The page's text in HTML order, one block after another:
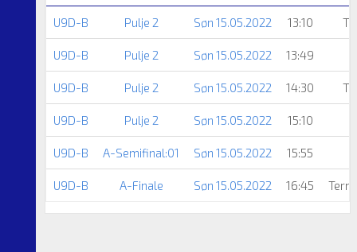
U9D-B Pulje 2 Søn 15.05.2022 13:10
U9D-B Pulje 2 Søn 15.05.2022 13:49
U9D-B Pulje 2 Søn 15.05.2022 14:30
U9D-B Pulje 2 Søn 15.05.2022 15:10
U9D-B A-Semifinal:01 Søn 15.05.2022 15:55
U9D-B A-Finale Søn 15.05.2022 16:45